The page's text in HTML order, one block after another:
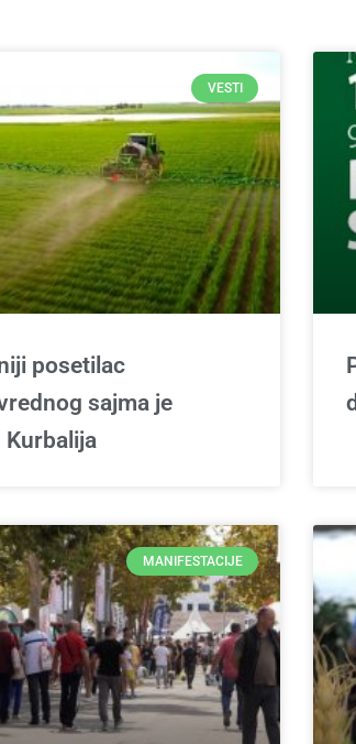
VESTI
posetilac
sajma je
Kurbalija
MANIFESTACIJE